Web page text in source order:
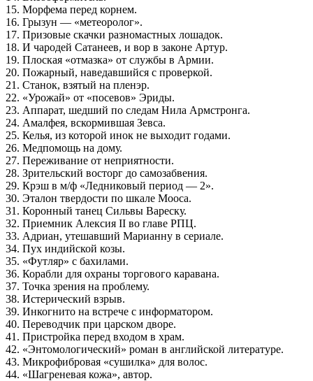
15. Морфема перед корнем.
16. Грызун — «метеоролог».
17. Призовые скачки разномастных лошадок.
18. И чародей Сатанеев, и вор в законе Артур.
19. Плоская «отмазка» от службы в Армии.
20. Пожарный, наведавшийся с проверкой.
21. Станок, взятый на пленэр.
22. «Урожай» от «посевов» Эриды.
23. Аппарат, шедший по следам Нила Армстронга.
24. Амалфея, вскормившая Зевса.
25. Келья, из которой инок не выходит годами.
26. Медпомощь на дому.
27. Переживание от неприятности.
28. Зрительский восторг до самозабвения.
29. Крэш в м/ф «Ледниковый период — 2».
30. Эталон твердости по шкале Мооса.
31. Коронный танец Сильвы Вареску.
32. Приемник Алексия II во главе РПЦ.
33. Адриан, утешавший Марианну в сериале.
34. Пух индийской козы.
35. «Футляр» с бахилами.
36. Корабли для охраны торгового каравана.
37. Точка зрения на проблему.
38. Истерический взрыв.
39. Инкогнито на встрече с информатором.
40. Переводчик при царском дворе.
41. Пристройка перед входом в храм.
42. «Энтомологический» роман в английской литературе.
43. Микрофибровая «сушилка» для волос.
44. «Шагреневая кожа», автор.